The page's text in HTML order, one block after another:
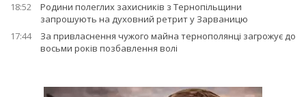
18:52
Родини полеглих захисників з Тернопільщини
запрошують на духовний ретрит у Зарваницю
17:44
За привласнення чужого майна тернополянці загрожує до
восьми років позбавлення волі